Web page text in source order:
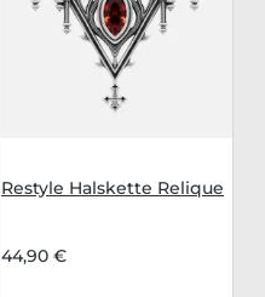
Restyle Halskette Relique
44,90 €